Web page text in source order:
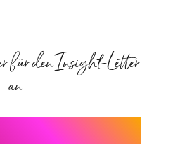
den Insight-Letter
an